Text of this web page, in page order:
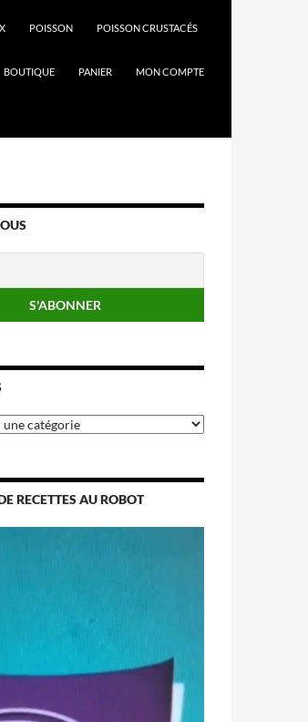
POISSON POISSON CRUSTACÉS
BOUTIQUE PANIER MON COMPTE
RECETTES AU ROBOT